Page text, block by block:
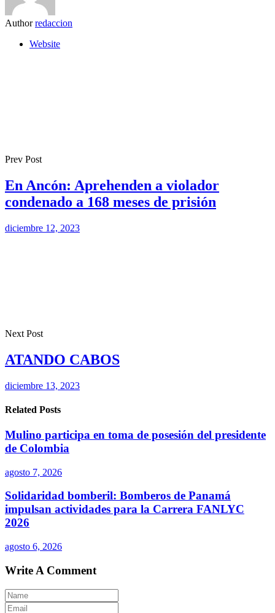
Author redaccion
Website
Prev Post
En Ancón: Aprehenden a violador
condenado a 168 meses de prisión
diciembre 12, 2023
Next Post
ATANDO CABOS
diciembre 13, 2023
Related Posts
Mulino participa en toma de posesión del presidente
de Colombia
agosto 7, 2026
Solidaridad bomberil: Bomberos de Panamá
impulsan actividades para la Carrera FANLYC
2026
agosto 6, 2026
Write A Comment